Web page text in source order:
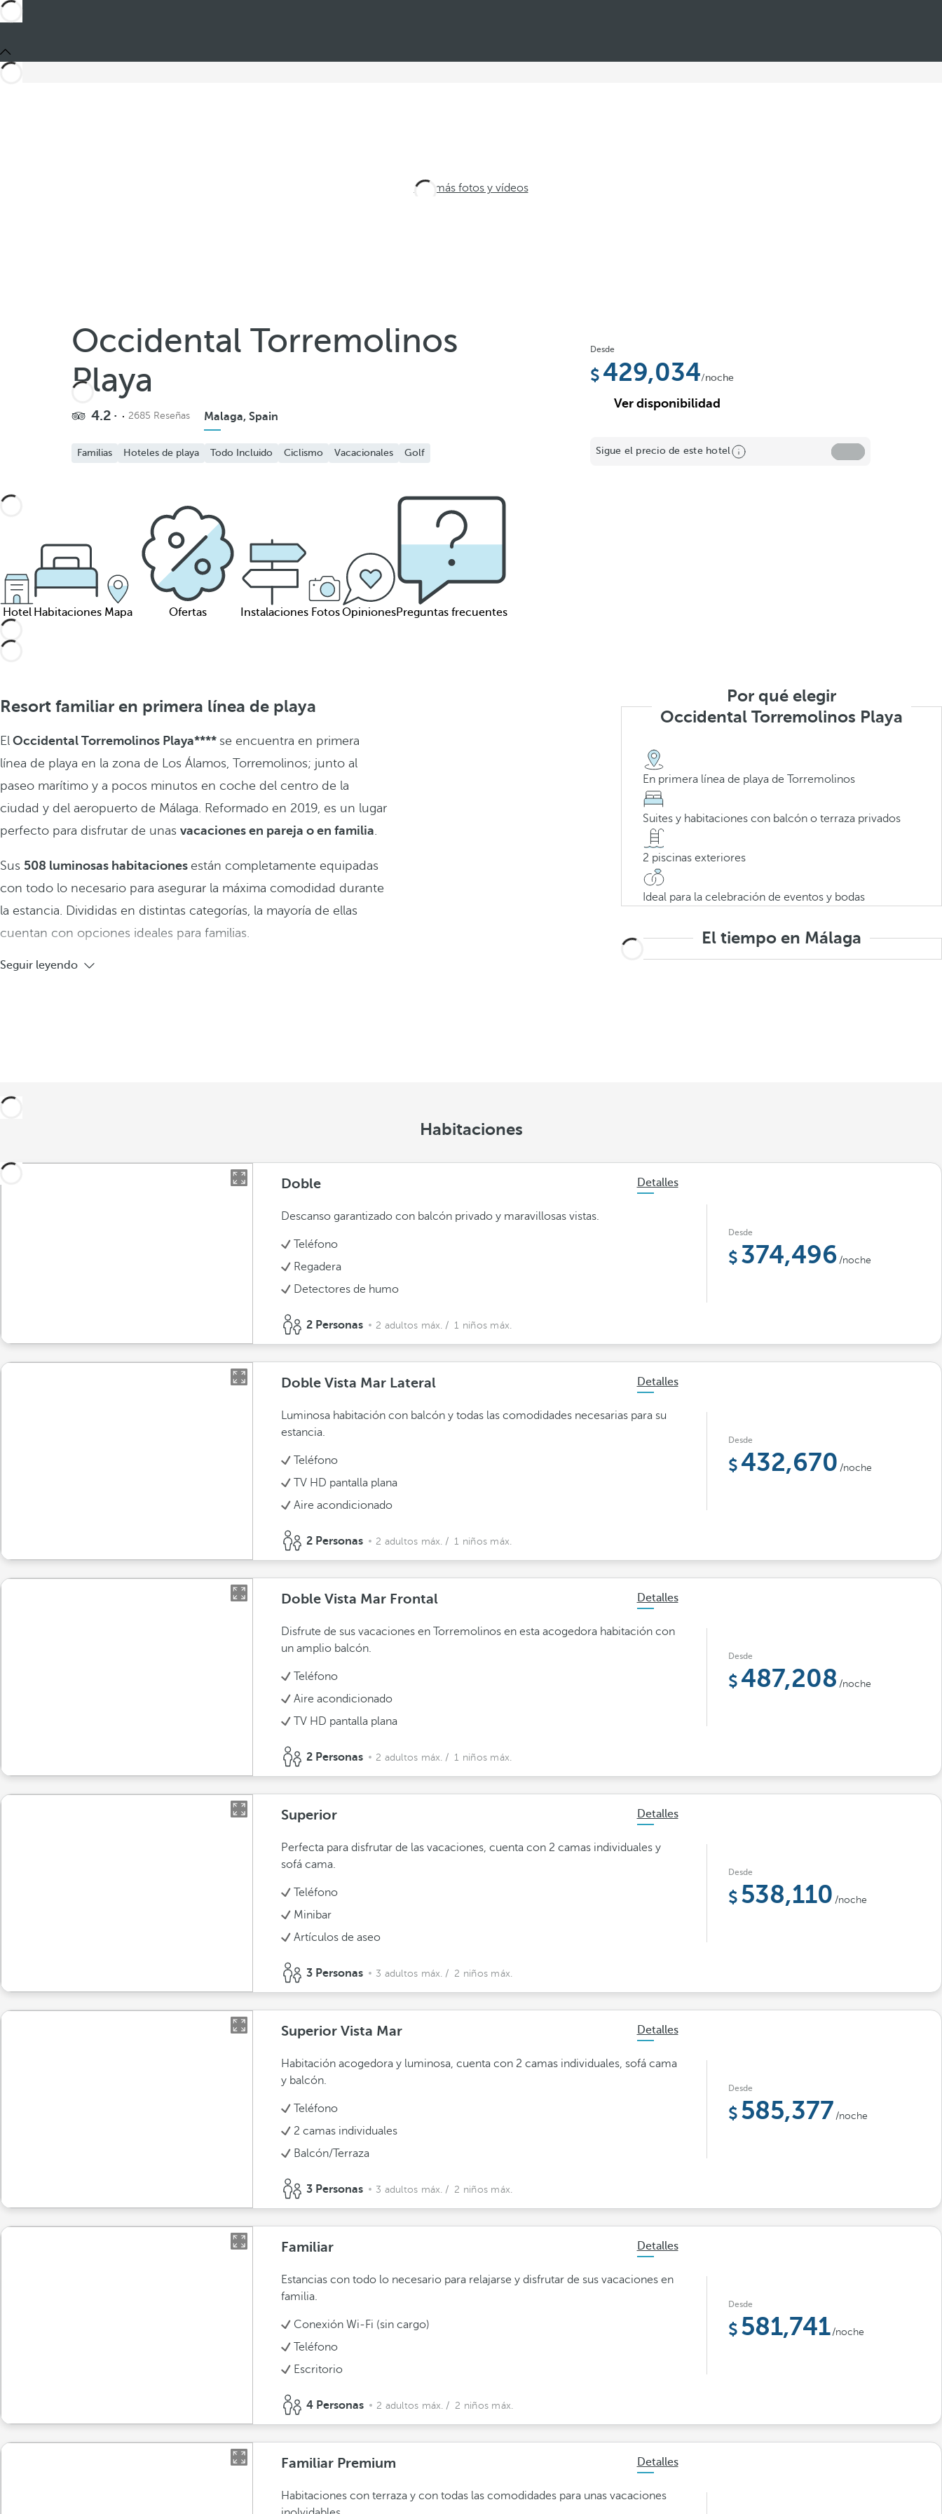
Ver más fotos y vídeos
Desde
429,034/noche
Ver disponibilidad
Sigue el precio de este hotel
Occidental Torremolinos
Playa
4.2 2685 Reseñas Malaga, Spain
Familias Hoteles de playa Todo Incluido Ciclismo Vacacionales Golf
Hotel Habitaciones Mapa Ofertas Instalaciones FotosOpinionesPreguntas frecuentes
Resort familiar en primera línea de playa
El Occidental Torremolinos Playa**** se encuentra en primera
línea de playa en la zona de Los Álamos, Torremolinos; junto al
paseo marítimo y a pocos minutos en coche del centro de la
ciudad y del aeropuerto de Málaga. Reformado en 2019, es un lugar
perfecto para disfrutar de unas vacaciones en pareja o en familia.
Sus 508 luminosas habitaciones están completamente equipadas
con todo lo necesario para asegurar la máxima comodidad durante
la estancia. Divididas en distintas categorías, la mayoría de ellas
cuentan con opciones ideales para familias.
Seguir leyendo
Por qué elegir
Occidental Torremolinos Playa
En primera línea de playa de Torremolinos
Suites y habitaciones con balcón o terraza privados
2 piscinas exteriores
Ideal para la celebración de eventos y bodas
El tiempo en Málaga
Habitaciones
Doble Detalles
Descanso garantizado con balcón privado y maravillosas vistas.
Teléfono
Regadera
Detectores de humo
2 Personas 2 adultos máx. / 1 niños máx.
Desde
374,496 /noche
Doble Vista Mar Lateral Detalles
Luminosa habitación con balcón y todas las comodidades necesarias para su
estancia.
Teléfono
TV HD pantalla plana
Aire acondicionado
2 Personas 2 adultos máx. / 1 niños máx.
Desde
432,670 /noche
Doble Vista Mar Frontal Detalles
Disfrute de sus vacaciones en Torremolinos en esta acogedora habitación con
un amplio balcón.
Teléfono
Aire acondicionado
TV HD pantalla plana
2 Personas 2 adultos máx. / 1 niños máx.
Desde
487,208 /noche
Superior Detalles
Perfecta para disfrutar de las vacaciones, cuenta con 2 camas individuales y
sofá cama.
Teléfono
Minibar
Artículos de aseo
3 Personas 3 adultos máx. / 2 niños máx.
Desde
538,110 /noche
Superior Vista Mar Detalles
Habitación acogedora y luminosa, cuenta con 2 camas individuales, sofá cama
y balcón.
Teléfono
2 camas individuales
Balcón/Terraza
3 Personas 3 adultos máx. / 2 niños máx.
Desde
585,377 /noche
Familiar Detalles
Estancias con todo lo necesario para relajarse y disfrutar de sus vacaciones en
familia.
Conexión Wi-Fi (sin cargo)
Teléfono
Escritorio
4 Personas 2 adultos máx. / 2 niños máx.
Desde
581,741 /noche
Familiar Premium Detalles
Habitaciones con terraza y con todas las comodidades para unas vacaciones